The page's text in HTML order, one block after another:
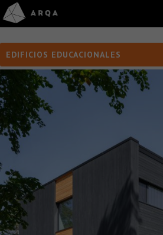
EDIFICIOS EDUCACIONALES